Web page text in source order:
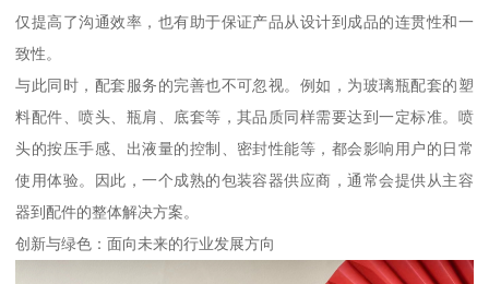
仅提高了沟通效率，也有助于保证产品从设计到成品的连贯性和一
致性。
与此同时，配套服务的完善也不可忽视。例如，为玻璃瓶配套的塑
料配件、喷头、瓶肩、底套等，其品质同样需要达到一定标准。喷
头的按压手感、出液量的控制、密封性能等，都会影响用户的日常
使用体验。因此，一个成熟的包装容器供应商，通常会提供从主容
器到配件的整体解决方案。
创新与绿色：面向未来的行业发展方向